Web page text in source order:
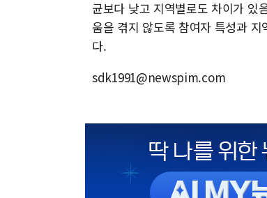
균보다 낮고 지역별로도 차이가 있
움을 겪지 않도록 참여자 특성과
다.
sdk1991@newspim.com